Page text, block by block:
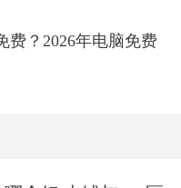
费？2026年电脑免费